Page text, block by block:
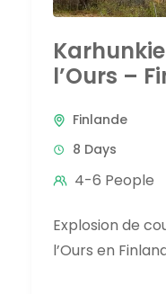
l’Ours –
Finlande
8 Days
4-6 People
Explosion de
l’Ours en